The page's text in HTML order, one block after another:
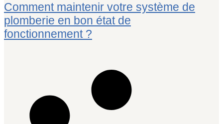
Comment maintenir votre système de
plomberie en bon état de
fonctionnement ?